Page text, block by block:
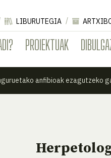
PROIEKTUAK
LIBURUTEGIA
anfibioak ezagutzeko